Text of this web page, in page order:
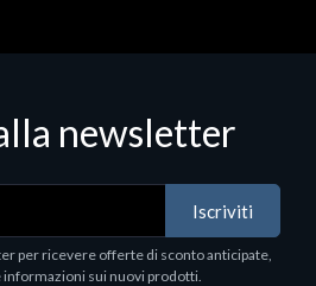
ESD
newsletter
Iscriviti
per ricevere offerte di sconto anticipate,
sui nuovi prodotti.